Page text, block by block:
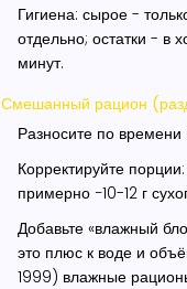
Гигиена: сырое -
отдельно; остатки - в
минут.
Смешанный рацион
Разносите по
Корректируйте
примерно −10-12 г
Добавьте «влажный
это плюс к воде и
1999) влажные